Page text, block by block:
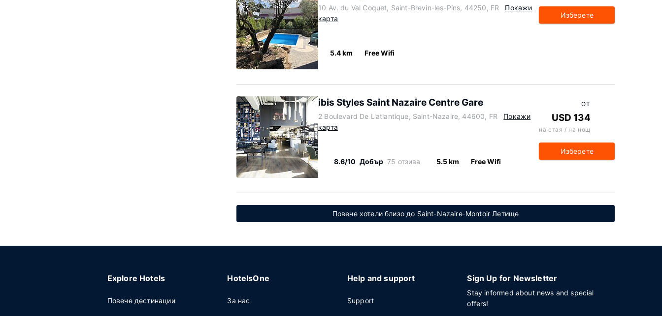
10 Av. du Val Coquet, Saint-Brevin-les-Pins, 44250, FR
Покажи
карта
5.4 km Free Wifi
Изберете
ibis Styles Saint Nazaire Centre Gare
2 Boulevard De L'atlantique, Saint-Nazaire, 44600, FR
Покажи
карта
8.6/10 Добър 75 отзива 5.5 km Free Wifi
ОТ
USD 134
на стая / на нощ
Изберете
Повече хотели близо до Saint-Nazaire-Montoir Летище
Explore Hotels
Повече дестинации
HotelsOne
За нас
Help and support
Support
Sign Up for Newsletter
Stay informed about news and special
offers!